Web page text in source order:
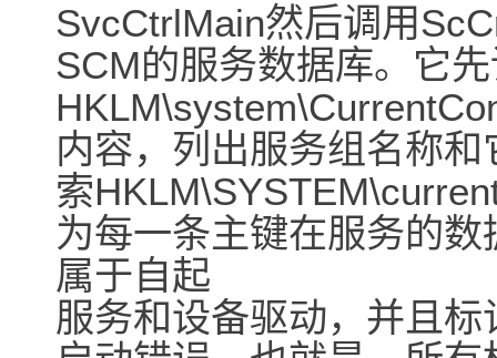
SvcCtrlMain然后调用
SCM的服务数据库。它
内容，列出服务组名称
索
为每一条主键在服务的
属于自起
服务和设备驱动，并且